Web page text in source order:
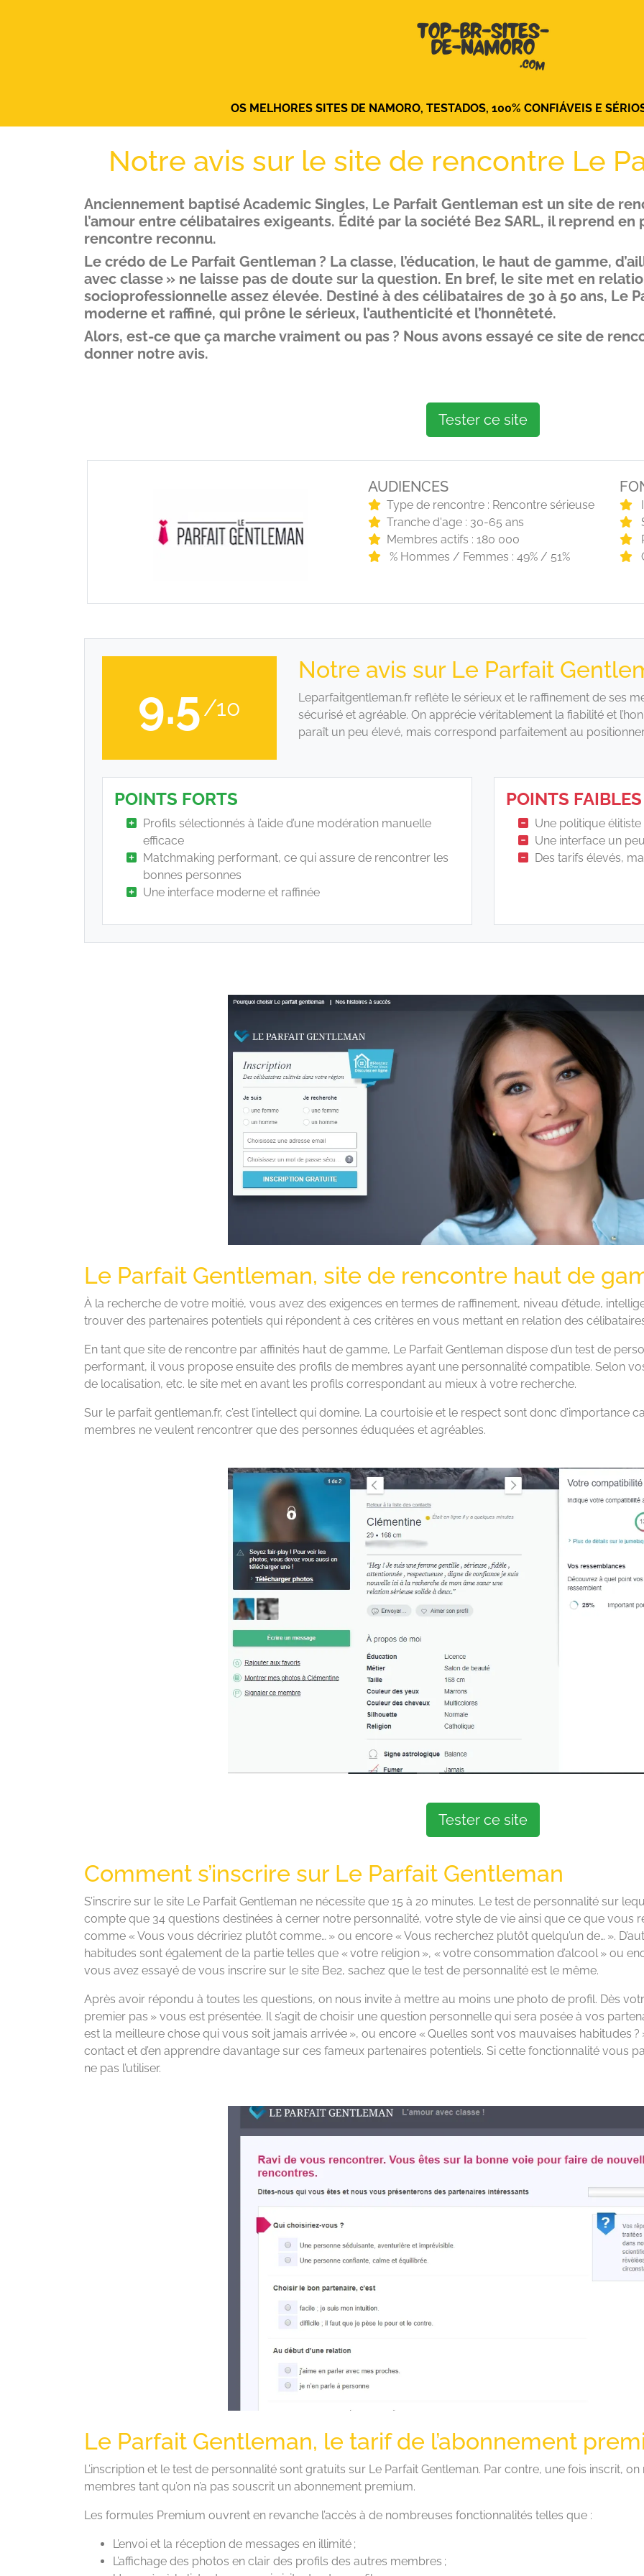
OS MELHORES SITES DE NAMORO, TESTADOS, 100% CONFIÁVEIS ​​E
Notre avis sur le site de rencontre Le
Anciennement baptisé Academic Singles, Le Parfait Gentleman est un site de
l’amour entre célibataires exigeants. Édité par la société Be2 SARL, il reprend
rencontre reconnu.
Le crédo de Le Parfait Gentleman ? La classe, l’éducation, le haut de gamme,
avec classe » ne laisse pas de doute sur la question. En bref, le site met en
socioprofessionnelle assez élevée. Destiné à des célibataires de 30 à 50 ans, Le
moderne et raffiné, qui prône le sérieux, l’authenticité et l’honnêteté.
Alors, est-ce que ça marche vraiment ou pas ? Nous avons essayé ce site de
donner notre avis.
Tester ce site
AUDIENCES
Type de rencontre : Rencontre sérieuse
Tranche d'age : 30-65 ans
Membres actifs : 180 000
% Hommes / Femmes : 49% / 51%
9.5/10
Notre avis sur Le Parfait
Leparfaitgentleman.fr reflète le sérieux et le raffinement de ses
sécurisé et agréable. On apprécie véritablement la fiabilité et
paraît un peu élevé, mais correspond parfaitement au
POINTS FORTS
Profils sélectionnés à l’aide d’une modération manuelle
efficace
Matchmaking performant, ce qui assure de rencontrer les
bonnes personnes
Une interface moderne et raffinée
POINTS FAIBLES
Une politique
Une interface un
Des tarifs élevés,
Le Parfait Gentleman, site de rencontre haut de
À la recherche de votre moitié, vous avez des exigences en termes de raffinement, niveau d’étude,
trouver des partenaires potentiels qui répondent à ces critères en vous mettant en relation des
En tant que site de rencontre par affinités haut de gamme, Le Parfait Gentleman dispose d’un test de
performant, il vous propose ensuite des profils de membres ayant une personnalité compatible. Selon
de localisation, etc. le site met en avant les profils correspondant au mieux à votre recherche.
Sur le parfait gentleman.fr, c’est l’intellect qui domine. La courtoisie et le respect sont donc d’importance
membres ne veulent rencontrer que des personnes éduquées et agréables.
Tester ce site
Comment s’inscrire sur Le Parfait Gentleman
S’inscrire sur le site Le Parfait Gentleman ne nécessite que 15 à 20 minutes. Le test de personnalité sur
compte que 34 questions destinées à cerner notre personnalité, votre style de vie ainsi que ce que vous
comme « Vous vous décririez plutôt comme… » ou encore « Vous recherchez plutôt quelqu’un de… ».
habitudes sont également de la partie telles que « votre religion », « votre consommation d’alcool » ou
vous avez essayé de vous inscrire sur le site Be2, sachez que le test de personnalité est le même.
Après avoir répondu à toutes les questions, on nous invite à mettre au moins une photo de profil. Dès
premier pas » vous est présentée. Il s’agit de choisir une question personnelle qui sera posée à vos
est la meilleure chose qui vous soit jamais arrivée », ou encore « Quelles sont vos mauvaises habitudes ?
contact et d’en apprendre davantage sur ces fameux partenaires potentiels. Si cette fonctionnalité vous
ne pas l’utiliser.
Le Parfait Gentleman, le tarif de l’abonnement
L’inscription et le test de personnalité sont gratuits sur Le Parfait Gentleman. Par contre, une fois inscrit,
membres tant qu’on n’a pas souscrit un abonnement premium.
Les formules Premium ouvrent en revanche l’accès à de nombreuses fonctionnalités telles que :
L’envoi et la réception de messages en illimité ;
L’affichage des photos en clair des profils des autres membres ;